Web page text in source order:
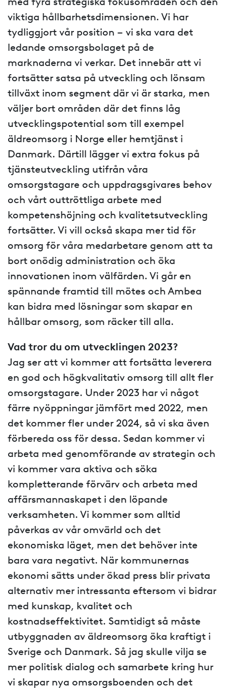
viktiga hållbarhetsdimensionen. Vi har
tydliggjort vår position – vi ska vara det
ledande omsorgsbolaget på de
marknaderna vi verkar. Det innebär att vi
fortsätter satsa på utveckling och lönsam
tillväxt inom segment där vi är starka, men
väljer bort områden där det finns låg
utvecklingspotential som till exempel
äldreomsorg i Norge eller hemtjänst i
Danmark. Därtill lägger vi extra fokus på
tjänsteutveckling utifrån våra
omsorgstagare och uppdragsgivares behov
och vårt outtröttliga arbete med
kompetenshöjning och kvalitetsutveckling
fortsätter. Vi vill också skapa mer tid för
omsorg för våra medarbetare genom att ta
bort onödig administration och öka
innovationen inom välfärden. Vi går en
spännande framtid till mötes och Ambea
kan bidra med lösningar som skapar en
hållbar omsorg, som räcker till alla.
Vad tror du om utvecklingen 2023?
Jag ser att vi kommer att fortsätta leverera
en god och högkvalitativ omsorg till allt fler
omsorgstagare. Under 2023 har vi något
färre nyöppningar jämfört med 2022, men
det kommer fler under 2024, så vi ska även
förbereda oss för dessa. Sedan kommer vi
arbeta med genomförande av strategin och
vi kommer vara aktiva och söka
kompletterande förvärv och arbeta med
affärsmannaskapet i den löpande
verksamheten. Vi kommer som alltid
påverkas av vår omvärld och det
ekonomiska läget, men det behöver inte
bara vara negativt. När kommunernas
ekonomi sätts under ökad press blir privata
alternativ mer intressanta eftersom vi bidrar
med kunskap, kvalitet och
kostnadseffektivitet. Samtidigt så måste
utbyggnaden av äldreomsorg öka kraftigt i
Sverige och Danmark. Så jag skulle vilja se
mer politisk dialog och samarbete kring hur
vi skapar nya omsorgsboenden och det